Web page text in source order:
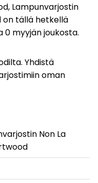
Lampunvarjostin
on tällä hetkellä
0 myyjän joukosta.
Yhdistä
oman
Non La